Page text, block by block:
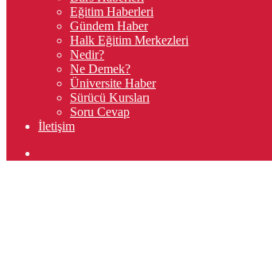
Eğitim Haberleri
Gündem Haber
Halk Eğitim Merkezleri
Nedir?
Ne Demek?
Üniversite Haber
Sürücü Kursları
Soru Cevap
İletişim